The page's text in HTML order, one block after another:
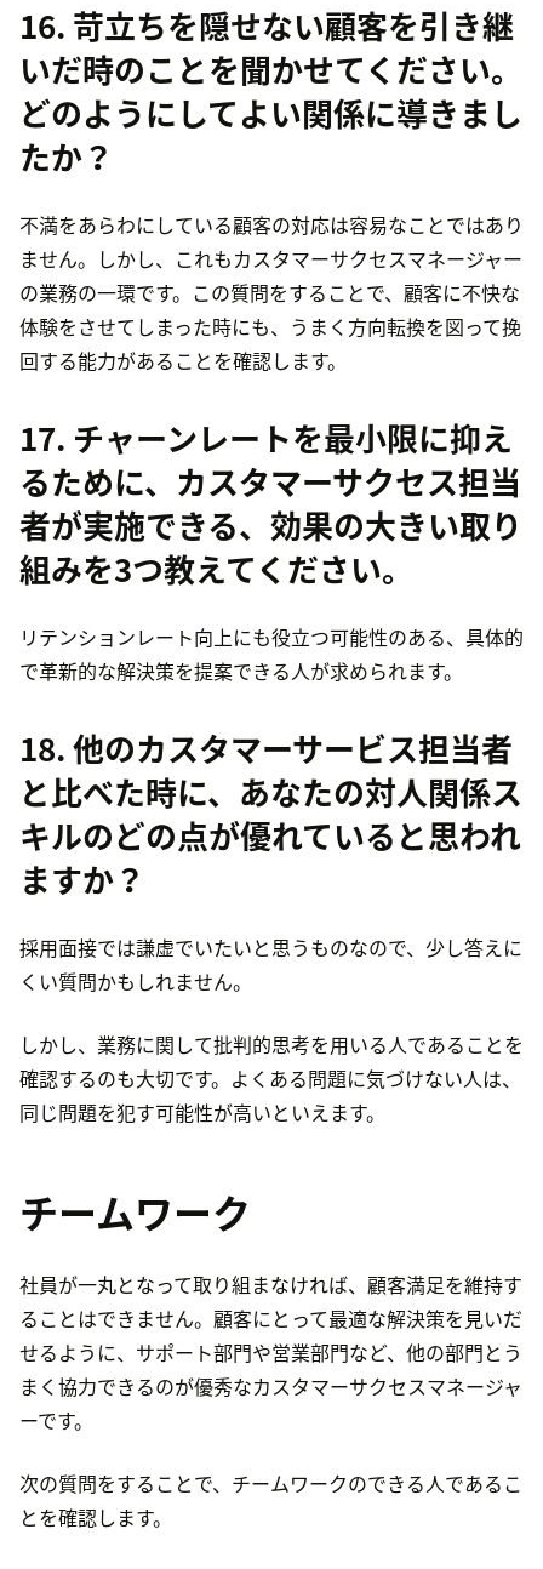
16. 苛立ちを隠せない顧客を引き継
いだ時のことを聞かせてください。
どのようにしてよい関係に導きまし
たか？
不満をあらわにしている顧客の対応は容易なことではあり
ません。しかし、これもカスタマーサクセスマネージャー
の業務の一環です。この質問をすることで、顧客に不快な
体験をさせてしまった時にも、うまく方向転換を図って挽
回する能力があることを確認します。
17. チャーンレートを最小限に抑え
るために、カスタマーサクセス担当
者が実施できる、効果の大きい取り
組みを3つ教えてください。
リテンションレート向上にも役立つ可能性のある、具体的
で革新的な解決策を提案できる人が求められます。
18. 他のカスタマーサービス担当者
と比べた時に、あなたの対人関係ス
キルのどの点が優れていると思われ
ますか？
採用面接では謙虚でいたいと思うものなので、少し答えに
くい質問かもしれません。
しかし、業務に関して批判的思考を用いる人であることを
確認するのも大切です。よくある問題に気づけない人は、
同じ問題を犯す可能性が高いといえます。
チームワーク
社員が一丸となって取り組まなければ、顧客満足を維持す
ることはできません。顧客にとって最適な解決策を見いだ
せるように、サポート部門や営業部門など、他の部門とう
まく協力できるのが優秀なカスタマーサクセスマネージャ
ーです。
次の質問をすることで、チームワークのできる人であるこ
とを確認します。